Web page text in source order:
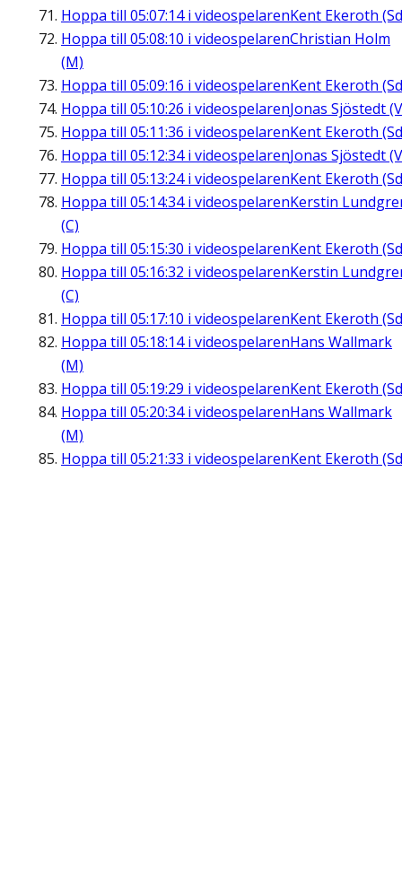
Hoppa till 05:07:14i videospelarenKent Ekeroth
Hoppa till 05:08:10 i videospelarenChristian Holm
(M)
Hoppa till 05:09:16 i videospelarenKent Ekeroth
Hoppa till 05:10:26 i videospelarenJonas Sjöstedt
Hoppa till 05:11:36 i videospelarenKent Ekeroth
Hoppa till 05:12:34i videospelarenJonas Sjöstedt
Hoppa till 05:13:24i videospelarenKent Ekeroth
Hoppa till 05:14:34i videospelarenKerstin
(C)
Hoppa till 05:15:30 i videospelarenKent Ekeroth
Hoppa till 05:16:32 i videospelarenKerstin
(C)
Hoppa till 05:17:10 i videospelarenKent Ekeroth
Hoppa till 05:18:14i videospelarenHans Wallmark
(M)
Hoppa till 05:19:29 i videospelarenKent Ekeroth
Hoppa till 05:20:34i videospelarenHans Wallmark
(M)
Hoppa till 05:21:33 i videospelarenKent Ekeroth